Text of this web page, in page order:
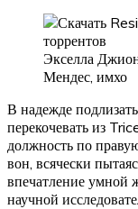
Экселла
Мендес, имхо
В надежде
перекочевать из
должность по
вон, всячески
впечатление умной
научной